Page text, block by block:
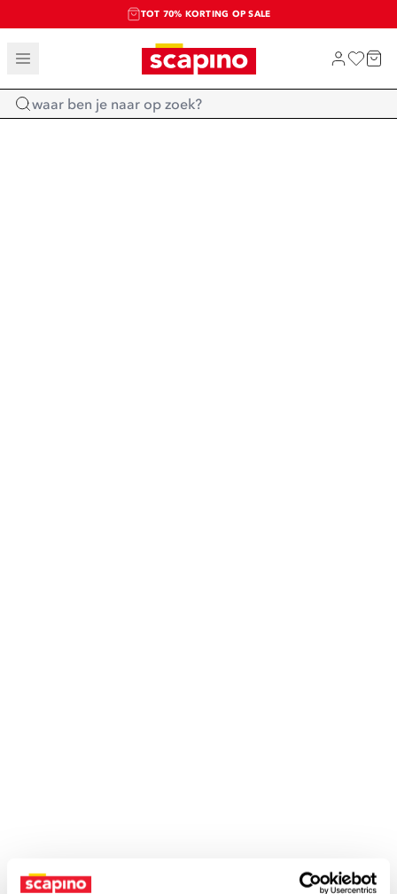
TOT 70% KORTING OP SALE
SALE: LAATSTE KANS!
SHOP NIEUW
Home